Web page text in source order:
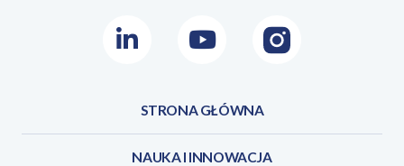
LinkedInYoutubeInstagram
STRONA GŁÓWNA
NAUKA I INNOWACJA